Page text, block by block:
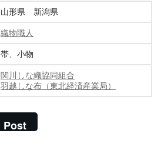
山形県 新潟県
織物職人
帯、小物
関川しな織協同組合
羽越しな布（東北経済産業局）
Post